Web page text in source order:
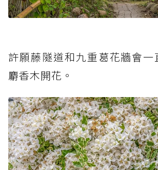
許願藤隧道和九重葛花牆會一
麝香木開花。